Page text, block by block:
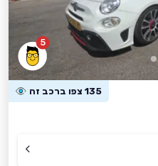
5
135 צפו ברכב זה